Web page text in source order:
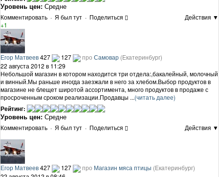
Уровень цен: Средне
Комментировать · Я был тут · Поделиться
Действия ▼
+1
Егор Матвеев427 127 про Самовар (Екатеринбург)
22 августа 2012 в 11:29
Небольшой магазин в котором находится три отдела:,бакалейный, молочный
и винный.Мы раньше иногда заезжали в него за хлебом.Выбор продуктов в
магазине не блещет широтой ассортимента, много продуктов в продаже с
просроченным сроком реализации.Продавцы ...(читать далее)
Рейтинг:
Уровень цен: Средне
Комментировать · Я был тут · Поделиться Действия ▼
Егор Матвеев427 127 про Магазин мяса птицы (Екатеринбург)